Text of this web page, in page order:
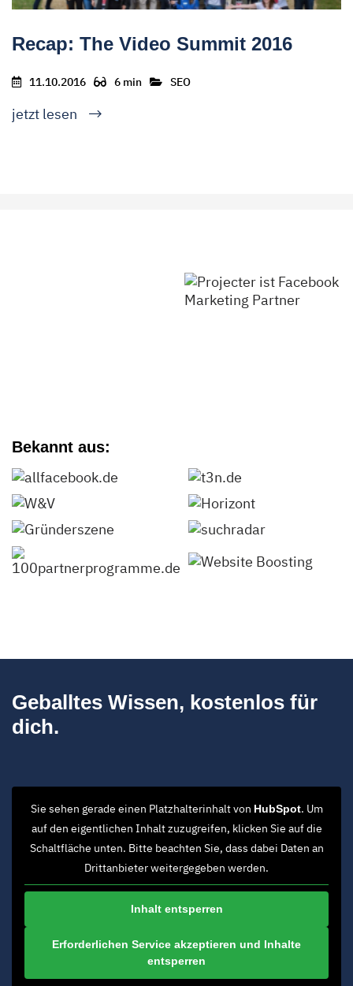
Recap: The Video Summit 2016
11.10.2016 6 min SEO
jetzt lesen
Bekannt aus:
Geballtes Wissen, kostenlos für
dich.
Sie sehen gerade einen Platzhalterinhalt von HubSpot. Um
auf den eigentlichen Inhalt zuzugreifen, klicken Sie auf die
Schaltfläche unten. Bitte beachten Sie, dass dabei Daten an
Drittanbieter weitergegeben werden.
Inhalt entsperren
Erforderlichen Service akzeptieren und Inhalte
entsperren